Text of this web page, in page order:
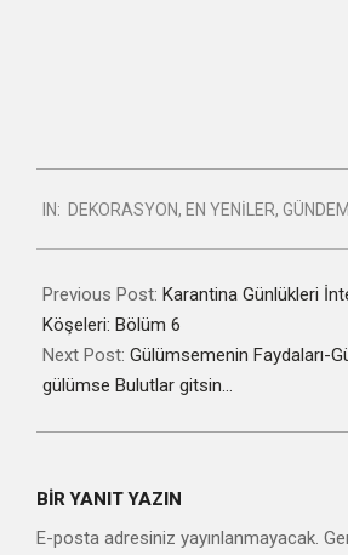
11-
07
IN: DEKORASYON, EN YENILER, GÜNDEM
Previous Post: Karantina Günlükleri
Köşeleri: Bölüm 6
Next Post: Gülümsemenin Faydaları-
gülümse Bulutlar gitsin…
BIR YANIT YAZIN
E-posta adresiniz yayınlanmayacak.